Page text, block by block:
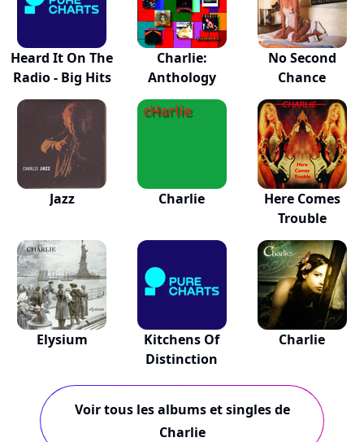
Heard It On The
Radio - Big Hits
Charlie:
Anthology
No Second
Chance
Jazz Charlie
Here Comes
Trouble
Elysium
Kitchens Of
Distinction
Charlie
Voir tous les albums et singles de
Charlie